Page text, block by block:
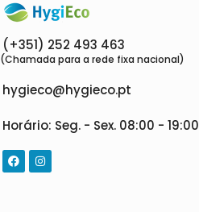
(+351) 252 493 463
(Chamada para a rede fixa nacional)
hygieco@hygieco.pt
Horário: Seg. - Sex. 08:00 - 19:00